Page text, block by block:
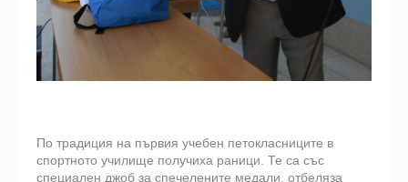
По традиция на първия учебен петокласниците в
спортното училище получиха раници. Те са със
специален джоб за спечелените медали, отбеляза